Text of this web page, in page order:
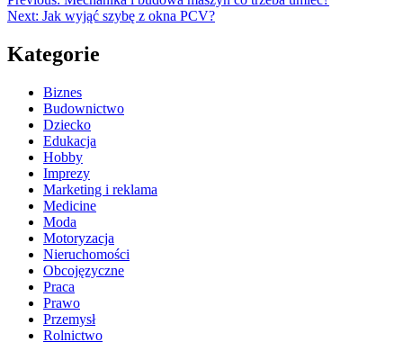
Next: Jak wyjąć szybę z okna PCV?
Kategorie
Biznes
Budownictwo
Dziecko
Edukacja
Hobby
Imprezy
Marketing i reklama
Medicine
Moda
Motoryzacja
Nieruchomości
Obcojęzyczne
Praca
Prawo
Przemysł
Rolnictwo